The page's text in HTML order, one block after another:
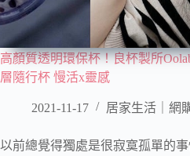
高顏質透明環保杯！良杯製所
層隨行杯 慢活x靈感
2021-11-17 居家生活｜網
以前總覺得獨處是很寂寞孤單的